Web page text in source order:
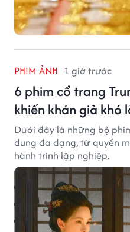
PHIM ẢNH 1 giờ trước
6 phim cổ trang
khiến khán giả khó
Dưới đây là những bộ
dung đa dạng, từ quyền
hành trình lập nghiệp.